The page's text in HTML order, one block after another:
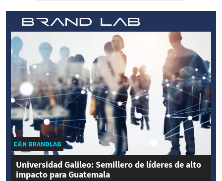
E&N BRANDLAB
Universidad Galileo: Semillero de líderes de alto
impacto para Guatemala